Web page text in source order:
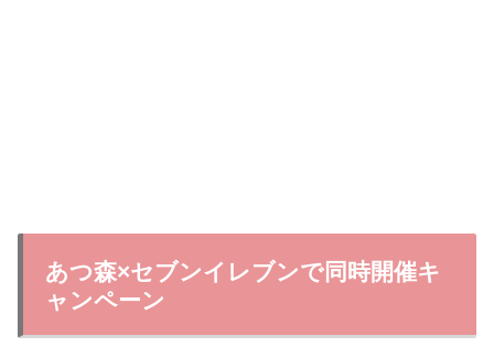
あつ森×セブンイレブンで同時開催キ
ャンペーン